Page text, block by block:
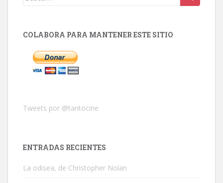
COLABORA PARA MANTENER ESTE SITIO
Tweets por @tantocine
ENTRADAS RECIENTES
La odisea, de Christopher Nolan